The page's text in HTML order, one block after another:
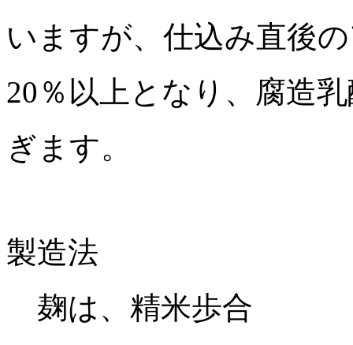
いますが、仕込み直後
20 ％以上となり、腐造
ぎます。
製造法
麹は、精米歩合